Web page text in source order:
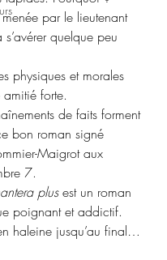
par le lieutenant
quelque peu
physiques et morales
forte.
de faits forment
bon roman signé
Maigrot aux
7.
plus est un roman
poignant et addictif.
haleine jusqu’au final…